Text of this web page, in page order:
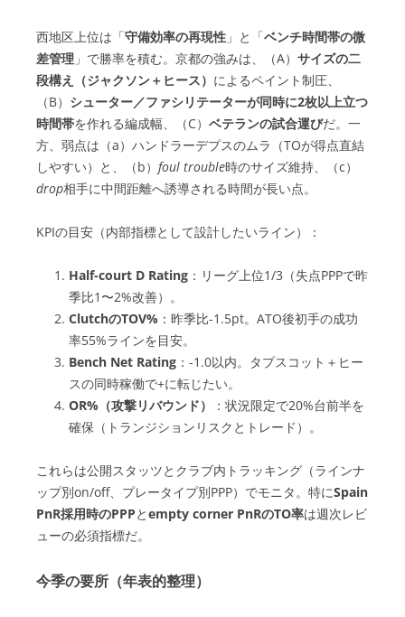
西地区上位は「守備効率の再現性 」と「ベンチ時間帯の微
差管理 」で勝率を積む。京都の強みは、（A） サイズの二
段構え（ジャクソン＋ヒース） によるペイント制圧、
（B） シューター／ファシリテーターが同時に2枚以上立つ
時間帯を作れる編成幅、（C） ベテランの試合運びだ。一
方、弱点は（a）ハンドラーデプスのムラ（TOが得点直結
しやすい）と、（b） foul trouble時のサイズ維持、（c）
drop相手に中間距離へ誘導される時間が長い点。
KPIの目安（内部指標として設計したいライン）：
Half-court D Rating ：リーグ上位1/3（失点PPPで昨
季比1〜2%改善）。
ClutchのTOV% ：昨季比-1.5pt。ATO後初手の成功
率55%ラインを目安。
Bench Net Rating ：-1.0以内。タプスコット＋ヒー
スの同時稼働で+に転じたい。
OR%（攻撃リバウンド）
：状況限定で20%台前半を
確保（トランジションリスクとトレード）。
これらは公開スタッツとクラブ内トラッキング（ラインナ
ップ別on/off、プレータイプ別PPP）でモニタ。特にSpain
PnR採用時のPPPとempty corner PnRのTO率は週次レビ
ューの必須指標だ。
今季の要所（年表的整理）